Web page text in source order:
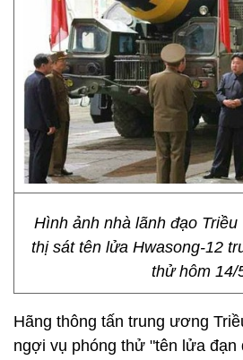
Hình ảnh nhà lãnh đạo
thị sát tên lửa Hwasong-12
thử hôm 14/
Hãng thông tấn trung ương
ngợi vụ phóng thử "tên lửa